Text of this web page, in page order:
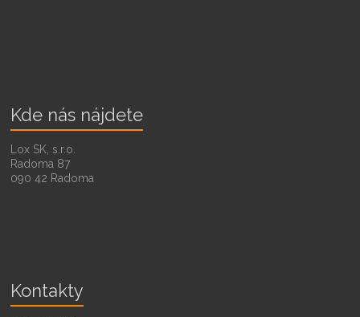
Kde nás nájdete
Lox SK, s.r.o.
Radoma 87
090 42 Radoma
Kontakty